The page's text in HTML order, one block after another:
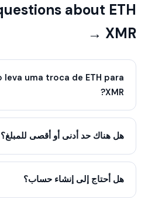
about ETH
→ XMR
uma troca de ETH para
XMR?
هل هناك حد أدنى أو أقصى للمبلغ؟
هل أحتاج إلى إنشاء حساب؟